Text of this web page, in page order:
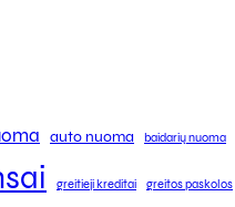
auto nuoma baidarių nuoma
greitieji kreditai greitos paskolos